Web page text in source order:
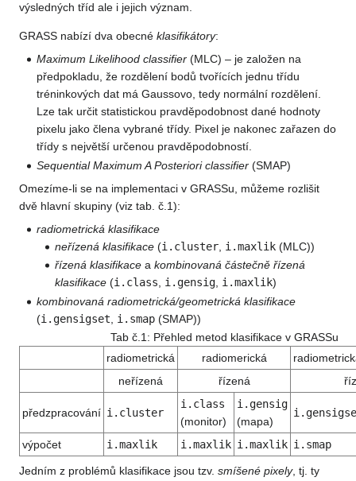
výsledných tříd ale i jejich význam.
GRASS nabízí dva obecné klasifikátory:
Maximum Likelihood classifier (MLC) – je založen na
předpokladu, že rozdělení bodů tvořících jednu třídu
tréninkových dat má Gaussovo, tedy normální rozdělení.
Lze tak určit statistickou pravděpodobnost dané hodnoty
pixelu jako člena vybrané třídy. Pixel je nakonec zařazen do
třídy s největší určenou pravděpodobností.
Sequential Maximum A Posteriori classifier (SMAP)
Omezíme-li se na implementaci v GRASSu, můžeme rozlišit
dvě hlavní skupiny (viz tab. č.1):
radiometrická klasifikace
neřízená klasifikace(i.cluster, i.maxlik(MLC))
řízená klasifikacea kombinovaná částečně řízená
klasifikace(i.class, i.gensig, i.maxlik)
kombinovaná radiometrická/geometrická klasifikace
(i.gensigset i.smap (SMAP))
Tab č.1: Přehled metod klasifikace v GRASSu
radiometrická
radiomerická
neřízená
řízená
předzpracování i.cluster
i.class
(monitor)
i.gensig
(mapa)
výpočet i.maxlik i.maxlik i.maxlik i.smap
Jedním z problémů klasifikace jsou tzv. smíšené pixely, tj. ty